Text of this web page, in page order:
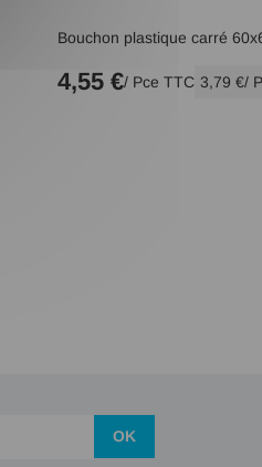
Bouchon plastique carré
4,55 €/ Pce TTC 3,79 €/
OK